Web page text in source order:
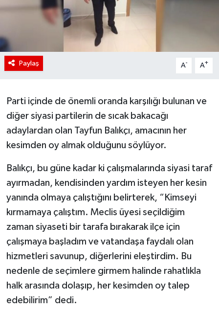
Paylaş A- A+
Parti içinde de önemli oranda karşılığı bulunan ve
diğer siyasi partilerin de sıcak bakacağı
adaylardan olan Tayfun Balıkçı, amacının her
kesimden oy almak olduğunu söylüyor.
Balıkçı, bu güne kadar ki çalışmalarında siyasi taraf
ayırmadan, kendisinden yardım isteyen her kesin
yanında olmaya çalıştığını belirterek, “Kimseyi
kırmamaya çalıştım. Meclis üyesi seçildiğim
zaman siyaseti bir tarafa bırakarak ilçe için
çalışmaya başladım ve vatandaşa faydalı olan
hizmetleri savunup, diğerlerini eleştirdim. Bu
nedenle de seçimlere girmem halinde rahatlıkla
halk arasında dolaşıp, her kesimden oy talep
edebilirim” dedi.